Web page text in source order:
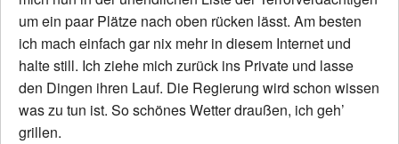
um ein paar Plätze nach oben rücken lässt. Am besten
ich mach einfach gar nix mehr in diesem Internet und
halte still. Ich ziehe mich zurück ins Private und lasse
den Dingen ihren Lauf. Die Regierung wird schon wissen
was zu tun ist. So schönes Wetter draußen, ich geh’
grillen.